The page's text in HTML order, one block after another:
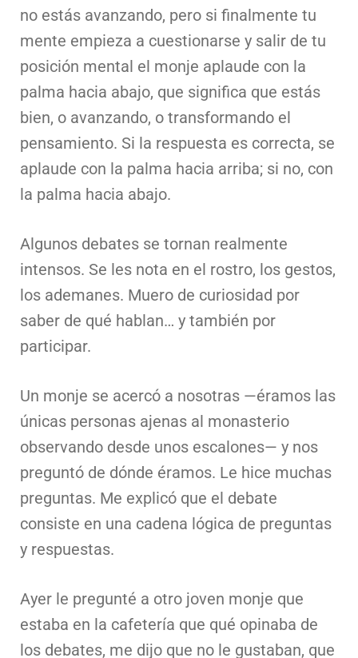
no estás avanzando, pero si finalmente tu
mente empieza a cuestionarse y salir de tu
posición mental el monje aplaude con la
palma hacia abajo, que significa que estás
bien, o avanzando, o transformando el
pensamiento. Si la respuesta es correcta, se
aplaude con la palma hacia arriba; si no, con
la palma hacia abajo.
Algunos debates se tornan realmente
intensos. Se les nota en el rostro, los gestos,
los ademanes. Muero de curiosidad por
saber de qué hablan… y también por
participar.
Un monje se acercó a nosotras —éramos las
únicas personas ajenas al monasterio
observando desde unos escalones— y nos
preguntó de dónde éramos. Le hice muchas
preguntas. Me explicó que el debate
consiste en una cadena lógica de preguntas
y respuestas.
Ayer le pregunté a otro joven monje que
estaba en la cafetería que qué opinaba de
los debates, me dijo que no le gustaban, que